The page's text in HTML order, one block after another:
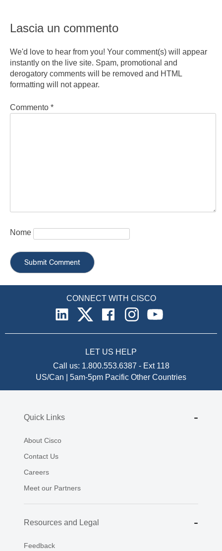
Lascia un commento
We'd love to hear from you! Your comment(s) will appear
instantly on the live site. Spam, promotional and
derogatory comments will be removed and HTML
formatting will not appear.
Commento *
Nome
CONNECT WITH CISCO
LET US HELP
Call us: 1.800.553.6387 - Ext 118
US/Can | 5am-5pm Pacific Other Countries